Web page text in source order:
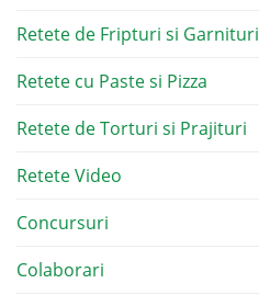
Retete de Fripturi si Garnituri
Retete cu Paste si Pizza
Retete de Torturi si Prajituri
Retete Video
Concursuri
Colaborari